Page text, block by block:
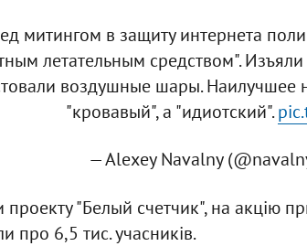
митингом в защиту интернета
летательным средством".
воздушные шары. Наилучшее
"кровавый", а "идиотский".
— Alexey Navalny
"Белый счетчик", на акцію
про 6,5 тис. учасників.